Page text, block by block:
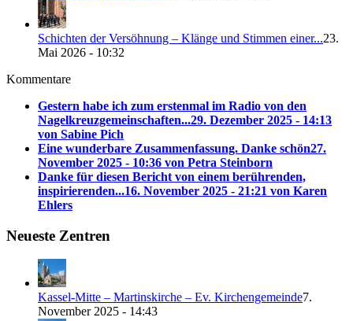
Schichten der Versöhnung – Klänge und Stimmen einer...23.
Mai 2026 - 10:32
Kommentare
Gestern habe ich zum erstenmal im Radio von den
Nagelkreuzgemeinschaften...29. Dezember 2025 - 14:13
von Sabine Pich
Eine wunderbare Zusammenfassung. Danke schön27.
November 2025 - 10:36 von Petra Steinborn
Danke für diesen Bericht von einem berührenden,
inspirierenden...16. November 2025 - 21:21 von Karen
Ehlers
Neueste Zentren
Kassel-Mitte – Martinskirche – Ev. Kirchengemeinde7.
November 2025 - 14:43